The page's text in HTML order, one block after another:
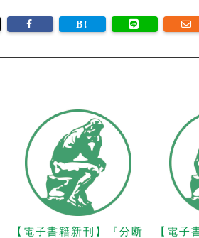
【電子書籍新刊】『分断
【電子